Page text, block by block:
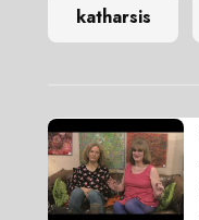
katharsis